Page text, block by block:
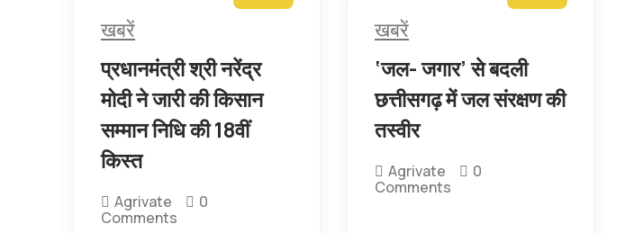
खबरें
प्रधानमंत्री श्री नरेंद्र
मोदी ने जारी की किसान
सम्मान निधि की 18वीं
किस्त
Agrivate
0
Comments
खबरें
‘जल- जगार’ से बदली
छत्तीसगढ़ में जल संरक्षण की
तस्वीर
Agrivate
0
Comments